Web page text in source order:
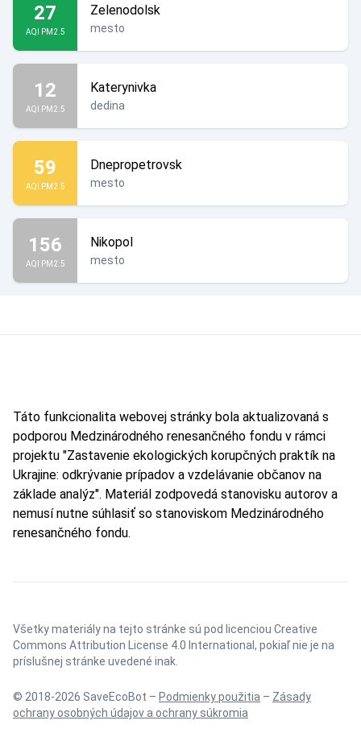
27
AQI PM2.5
Zelenodolsk
mesto
12
AQI PM2.5
Katerynivka
dedina
59
AQI PM2.5
Dnepropetrovsk
mesto
156
AQI PM2.5
Nikopol
mesto
Táto funkcionalita webovej stránky bola aktualizovaná s
podporou Medzinárodného renesančného fondu v rámci
projektu "Zastavenie ekologických korupčných praktík na
Ukrajine: odkrývanie prípadov a vzdelávanie občanov na
základe analýz". Materiál zodpovedá stanovisku autorov a
nemusí nutne súhlasiť so stanoviskom Medzinárodného
renesančného fondu.
Všetky materiály na tejto stránke sú pod licenciou Creative
Commons Attribution License 4.0 International , pokiaľ nie je na
príslušnej stránke uvedené inak.
© 2018-2026 SaveEcoBot – Podmienky použitia – Zásady
ochrany osobných údajov a ochrany súkromia